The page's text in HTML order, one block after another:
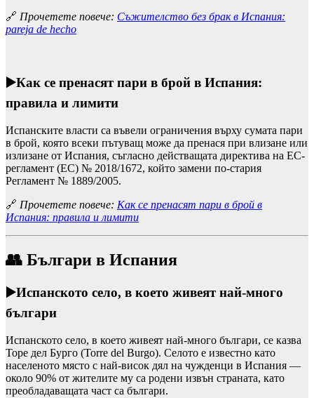
🔗 Прочетете повече: Съжителство без брак в Испания:
pareja de hecho
▶️Как се пренасят пари в брой в Испания:
правила и лимити
Испанските власти са въвели ограничения върху сумата пари
в брой, която всеки пътуващ може да пренася при влизане или
излизане от Испания, съгласно действащата директива на ЕС-
регламент (ЕС) № 2018/1672, който замени по-стария
Регламент № 1889/2005.
🔗 Прочетете повече: Как се пренасят пари в брой в
Испания: правила и лимити
👥 Българи в Испания
▶️Испанското село, в което живеят най-много
българи
Испанското село, в което живеят най-много българи, се казва
Торе дел Бурго (Torre del Burgo). Селото е известно като
населеното място с най-висок дял на чужденци в Испания —
около 90% от жителите му са родени извън страната, като
преобладаващата част са българи.